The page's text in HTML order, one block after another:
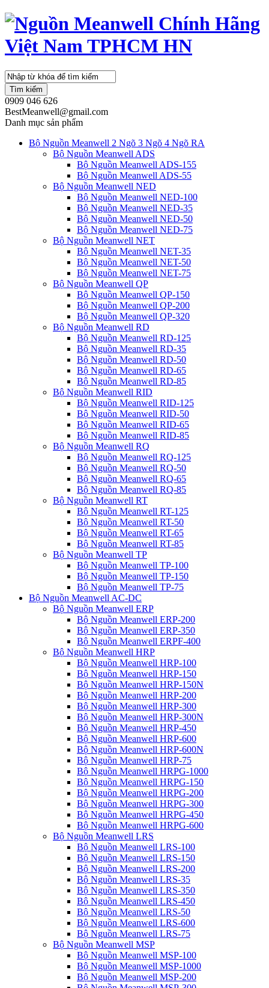
Tìm kiếm
0909 046 626
BestMeanwell@gmail.com
Danh mục sản phẩm
Bộ Nguồn Meanwell 2 Ngõ 3 Ngõ 4 Ngõ RA
Bộ Nguồn Meanwell ADS
Bộ Nguồn Meanwell ADS-155
Bộ Nguồn Meanwell ADS-55
Bộ Nguồn Meanwell NED
Bộ Nguồn Meanwell NED-100
Bộ Nguồn Meanwell NED-35
Bộ Nguồn Meanwell NED-50
Bộ Nguồn Meanwell NED-75
Bộ Nguồn Meanwell NET
Bộ Nguồn Meanwell NET-35
Bộ Nguồn Meanwell NET-50
Bộ Nguồn Meanwell NET-75
Bộ Nguồn Meanwell QP
Bộ Nguồn Meanwell QP-150
Bộ Nguồn Meanwell QP-200
Bộ Nguồn Meanwell QP-320
Bộ Nguồn Meanwell RD
Bộ Nguồn Meanwell RD-125
Bộ Nguồn Meanwell RD-35
Bộ Nguồn Meanwell RD-50
Bộ Nguồn Meanwell RD-65
Bộ Nguồn Meanwell RD-85
Bộ Nguồn Meanwell RID
Bộ Nguồn Meanwell RID-125
Bộ Nguồn Meanwell RID-50
Bộ Nguồn Meanwell RID-65
Bộ Nguồn Meanwell RID-85
Bộ Nguồn Meanwell RQ
Bộ Nguồn Meanwell RQ-125
Bộ Nguồn Meanwell RQ-50
Bộ Nguồn Meanwell RQ-65
Bộ Nguồn Meanwell RQ-85
Bộ Nguồn Meanwell RT
Bộ Nguồn Meanwell RT-125
Bộ Nguồn Meanwell RT-50
Bộ Nguồn Meanwell RT-65
Bộ Nguồn Meanwell RT-85
Bộ Nguồn Meanwell TP
Bộ Nguồn Meanwell TP-100
Bộ Nguồn Meanwell TP-150
Bộ Nguồn Meanwell TP-75
Bộ Nguồn Meanwell AC-DC
Bộ Nguồn Meanwell ERP
Bộ Nguồn Meanwell ERP-200
Bộ Nguồn Meanwell ERP-350
Bộ Nguồn Meanwell ERPF-400
Bộ Nguồn Meanwell HRP
Bộ Nguồn Meanwell HRP-100
Bộ Nguồn Meanwell HRP-150
Bộ Nguồn Meanwell HRP-150N
Bộ Nguồn Meanwell HRP-200
Bộ Nguồn Meanwell HRP-300
Bộ Nguồn Meanwell HRP-300N
Bộ Nguồn Meanwell HRP-450
Bộ Nguồn Meanwell HRP-600
Bộ Nguồn Meanwell HRP-600N
Bộ Nguồn Meanwell HRP-75
Bộ Nguồn Meanwell HRPG-1000
Bộ Nguồn Meanwell HRPG-150
Bộ Nguồn Meanwell HRPG-200
Bộ Nguồn Meanwell HRPG-300
Bộ Nguồn Meanwell HRPG-450
Bộ Nguồn Meanwell HRPG-600
Bộ Nguồn Meanwell LRS
Bộ Nguồn Meanwell LRS-100
Bộ Nguồn Meanwell LRS-150
Bộ Nguồn Meanwell LRS-200
Bộ Nguồn Meanwell LRS-35
Bộ Nguồn Meanwell LRS-350
Bộ Nguồn Meanwell LRS-450
Bộ Nguồn Meanwell LRS-50
Bộ Nguồn Meanwell LRS-600
Bộ Nguồn Meanwell LRS-75
Bộ Nguồn Meanwell MSP
Bộ Nguồn Meanwell MSP-100
Bộ Nguồn Meanwell MSP-1000
Bộ Nguồn Meanwell MSP-200